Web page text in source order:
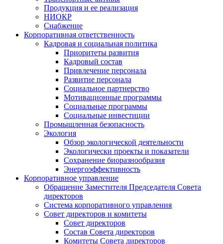
Продукция и ее реализация
НИОКР
Снабжение
Корпоративная ответственность
Кадровая и социальная политика
Приоритеты развития
Кадровый состав
Привлечение персонала
Развитие персонала
Социальное партнерство
Мотивационные программы
Социальные программы
Социальные инвестиции
Промышленная безопасность
Экология
Обзор экологической деятельности
Экологически проекты и показатели
Сохранение биоразнообразия
Энергоэффективность
Корпоративное управление
Обращение Заместителя Председателя Совета
директоров
Система корпоративного управления
Совет директоров и комитеты
Совет директоров
Состав Совета директоров
Комитеты Совета директоров